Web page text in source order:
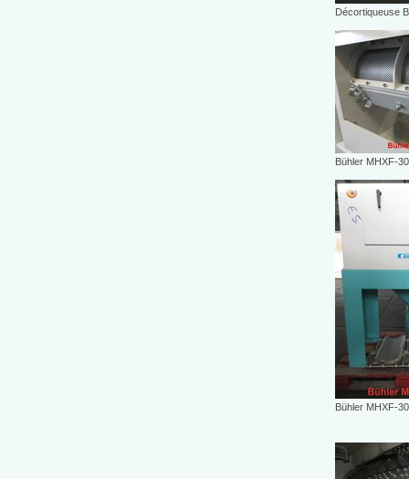
Décortiqueuse
Bühler MHXF-
Bühler MHXF-